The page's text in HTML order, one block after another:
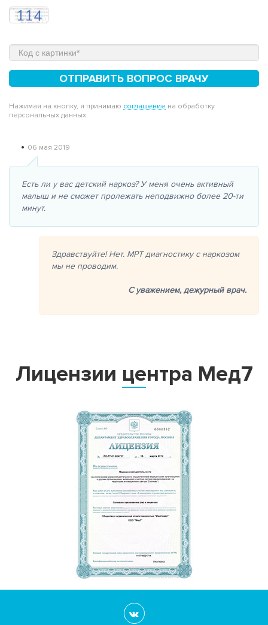
ОТПРАВИТЬ ВОПРОС ВРАЧУ
Нажимая на кнопку, я принимаю соглашение на обработку
персональных данных
• 06 мая 2019
Есть ли у вас детский наркоз? У меня очень активный
малыш и не сможет пролежать неподвижно более 20-ти
минут.
Здравствуйте! Нет. МРТ диагностику с наркозом
мы не проводим.
С уважением, дежурный врач.
Лицензии центра Мед7